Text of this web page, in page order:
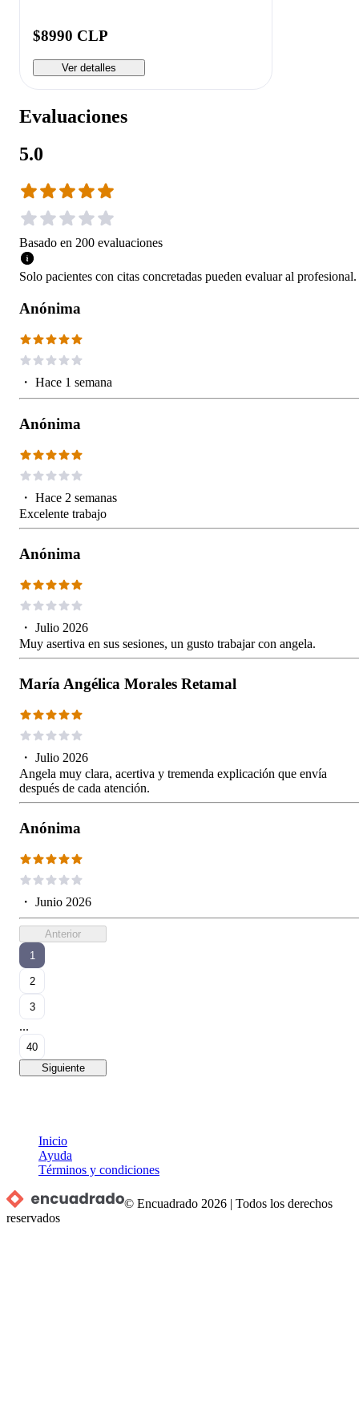
$8990 CLP
Ver detalles
Evaluaciones
5.0
Basado en 200 evaluaciones
Solo pacientes con citas concretadas pueden evaluar al profesional.
Anónima
・ Hace 1 semana
Anónima
・ Hace 2 semanas
Excelente trabajo
Anónima
・ Julio 2026
Muy asertiva en sus sesiones, un gusto trabajar con angela.
María Angélica Morales Retamal
・ Julio 2026
Angela muy clara, acertiva y tremenda explicación que envía
después de cada atención.
Anónima
・ Junio 2026
Anterior
1
2
3
...
40
Siguiente
Inicio
Ayuda
Términos y condiciones
© Encuadrado 2026 |Todos los derechos
reservados